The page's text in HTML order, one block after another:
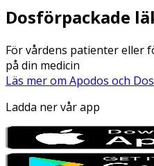
Dosförpackade
För vårdens patienter eller
på din medicin
Läs mer om Apodos och
Ladda ner vår app